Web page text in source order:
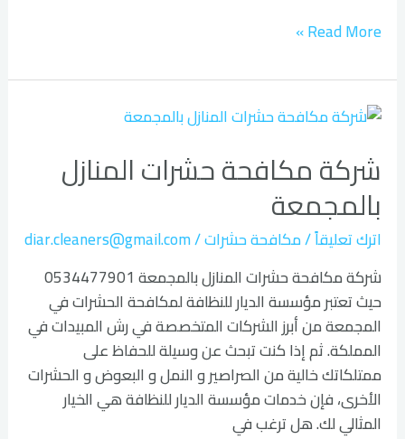
Read More »
شركة مكافحة حشرات المنازل
بالمجمعة
اترك تعليقاً/مكافحة حشرات/
diar.cleaners@gmail.com
شركة مكافحة حشرات المنازل بالمجمعة 0534477901
حيث تعتبر مؤسسة الديار للنظافة لمكافحة الحشرات في
المجمعة من أبرز الشركات المتخصصة في رش المبيدات في
المملكة. ثم إذا كنت تبحث عن وسيلة للحفاظ على
ممتلكاتك خالية من الصراصير و النمل و البعوض و الحشرات
الأخرى، فإن خدمات مؤسسة الديار للنظافة هي الخيار
المثالي لك. هل ترغب في
شركة
حشرات
المنازل
بالمجمعة